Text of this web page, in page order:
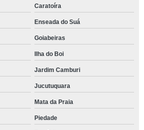
Caratoíra
Enseada do Suá
Goiabeiras
Ilha do Boi
Jardim Camburi
Jucutuquara
Mata da Praia
Piedade